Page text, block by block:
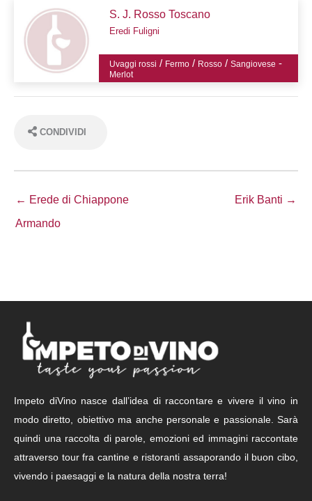
S. J. Rosso Toscano
Eredi Fuligni
Uvaggi rossi / Fermo / Rosso /Sangiovese -
Merlot
CONDIVIDI
← Erede di Chiappone
Armando
Erik Banti →
Impeto diVino nasce dall’idea di raccontare e vivere il vino in
modo diretto, obiettivo ma anche personale e passionale. Sarà
quindi una raccolta di parole, emozioni ed immagini raccontate
attraverso tour fra cantine e ristoranti assaporando il buon cibo,
vivendo i paesaggi e la natura della nostra terra!